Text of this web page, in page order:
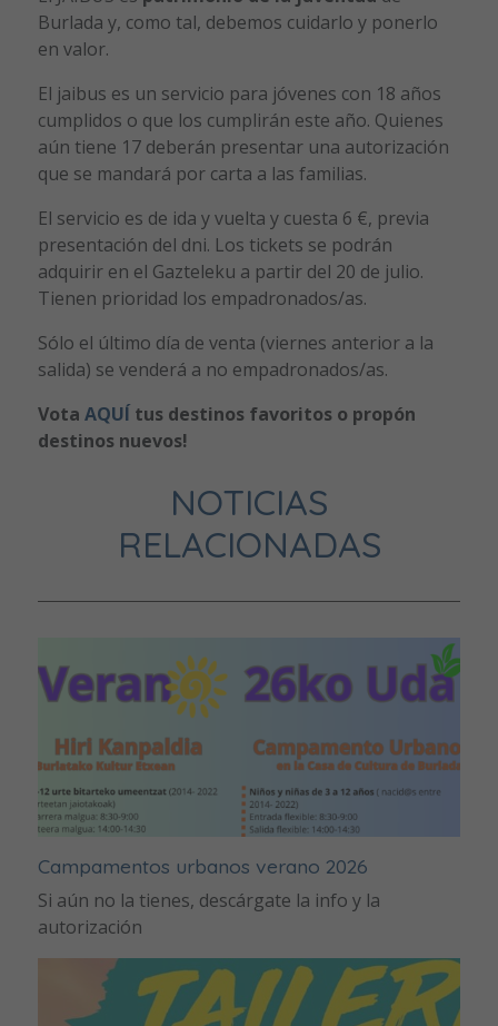
Burlada y, como tal, debemos cuidarlo y ponerlo
en valor.
El jaibus es un servicio para jóvenes con 18 años
cumplidos o que los cumplirán este año. Quienes
aún tiene 17 deberán presentar una autorización
que se mandará por carta a las familias.
El servicio es de ida y vuelta y cuesta 6 €, previa
presentación del dni. Los tickets se podrán
adquirir en el Gazteleku a partir del 20 de julio.
Tienen prioridad los empadronados/as.
Sólo el último día de venta (viernes anterior a la
salida) se venderá a no empadronados/as.
Vota AQUÍ tus destinos favoritos o propón
destinos nuevos!
NOTICIAS
RELACIONADAS
Campamentos urbanos verano 2026
Si aún no la tienes, descárgate la info y la
autorización